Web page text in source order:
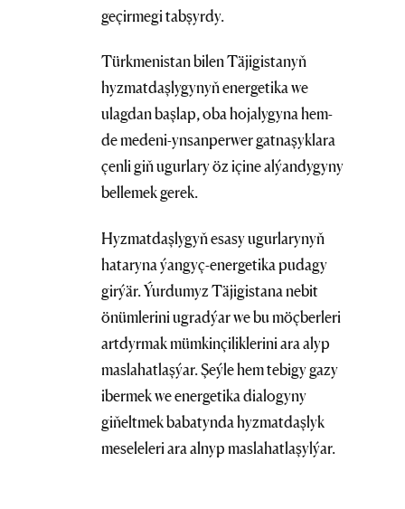
geçirmegi tabşyrdy.
Türkmenistan bilen Täjigistanyň
hyzmatdaşlygynyň energetika we
ulagdan başlap, oba hojalygyna hem-
de medeni-ynsanperwer gatnaşyklara
çenli giň ugurlary öz içine alýandygyny
bellemek gerek.
Hyzmatdaşlygyň esasy ugurlarynyň
hataryna ýangyç-energetika pudagy
girýär. Ýurdumyz Täjigistana nebit
önümlerini ugradýar we bu möçberleri
artdyrmak mümkinçiliklerini ara alyp
maslahatlaşýar. Şeýle hem tebigy gazy
ibermek we energetika dialogyny
giňeltmek babatynda hyzmatdaşlyk
meseleleri ara alnyp maslahatlaşylýar.